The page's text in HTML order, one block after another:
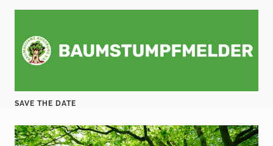
SAVE THE DATE